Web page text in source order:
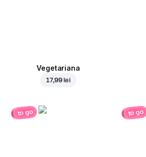
Vegetariana
17,99 lei
to go to go